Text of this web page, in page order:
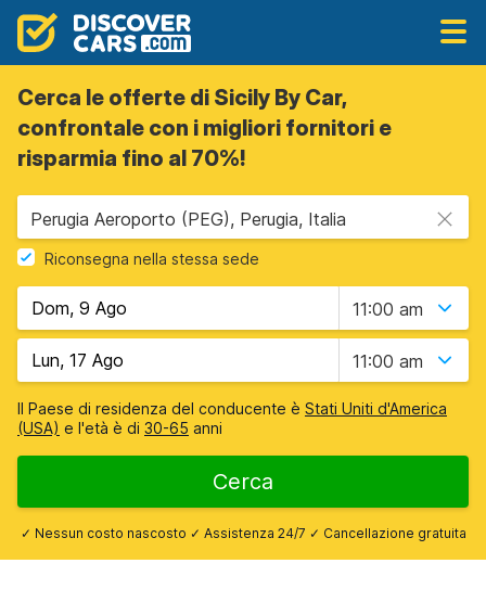
Cerca le offerte di Sicily By Car,
confrontale con i migliori fornitori e
risparmia fino al 70%!
Perugia Aeroporto (PEG), Perugia, Italia
Riconsegna nella stessa sede
11:00 am
11:00 am
Il Paese di residenza del conducente è Stati Uniti d'America
(USA) e l'età è di 30-65 anni
Cerca
✓ Nessun costo nascosto ✓ Assistenza 24/7 ✓ Cancellazione gratuita